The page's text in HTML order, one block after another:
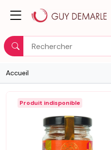
Rechercher
Accueil
Produit indisponible